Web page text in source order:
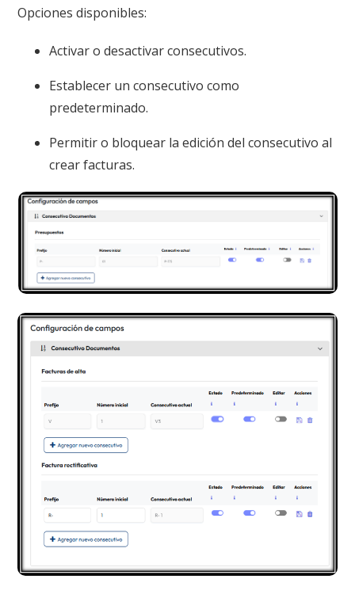
Opciones disponibles:
Activar o desactivar consecutivos.
Establecer un consecutivo como
predeterminado.
Permitir o bloquear la edición del consecutivo al
crear facturas.